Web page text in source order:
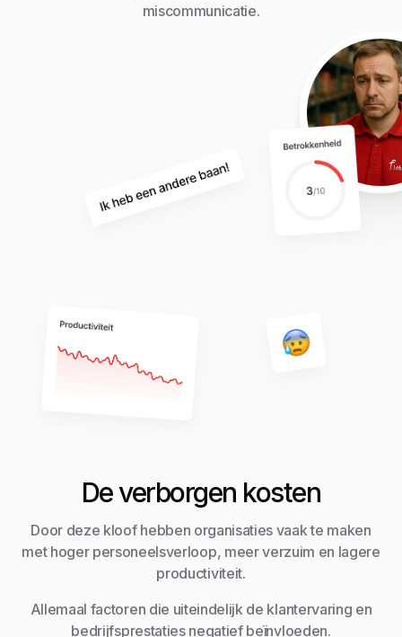
miscommunicatie.
De verborgen kosten
Door deze kloof hebben organisaties vaak te maken
met hoger personeelsverloop, meer verzuim en lagere
productiviteit.
Allemaal factoren die uiteindelijk de klantervaring en
bedrijfsprestaties negatief beïnvloeden.